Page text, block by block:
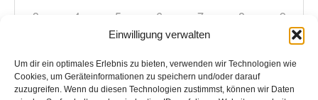
Einwilligung verwalten
Um dir ein optimales Erlebnis zu bieten, verwenden wir Technologien wie
Cookies, um Geräteinformationen zu speichern und/oder darauf
zuzugreifen. Wenn du diesen Technologien zustimmst, können wir Daten
3 4 5 6 7 8 9
10 11 12 13 14 15